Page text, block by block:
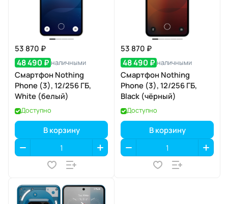
53 870 ₽
48 490 ₽ наличными
Смартфон Nothing
Phone (3), 12/256 ГБ,
White (белый)
Доступно
В корзину
53 870 ₽
48 490 ₽ наличными
Смартфон Nothing
Phone (3), 12/256 ГБ,
Black (чёрный)
Доступно
В корзину